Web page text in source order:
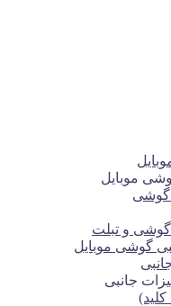
موبایل
گوشی
گوشی و تبلت
گوشی موبایل
جانبی